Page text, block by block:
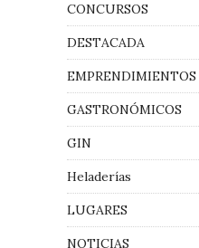
CONCURSOS
DESTACADA
EMPRENDIMIENTOS
GASTRONÓMICOS
GIN
Heladerías
LUGARES
NOTICIAS